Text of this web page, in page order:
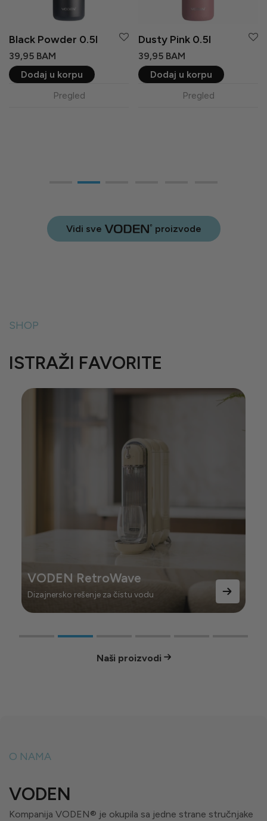
Dusty Pink 0.75l
44,95BAM
Dodaj u korpu
Pregled
Black Powder 0.75l
44,95BAM
Dodaj u korpu
Pregled
Vidi sve proizvode
SHOP
ISTRAŽI FAVORITE
VODEN RetroWave
Dizajnersko rešenje za čistu vodu
Naši proizvodi
O NAMA
VODEN
Kompanija VODEN® je okupila sa jedne strane stručnjake